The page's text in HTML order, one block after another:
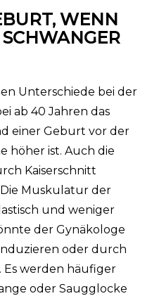
WENN
Unterschiede bei der
ab 40 Jahren das
einer Geburt vor der
höher ist. Auch die
Kaiserschnitt
Muskulatur der
und weniger
der Gynäkologe
oder durch
werden häufiger
oder Saugglocke